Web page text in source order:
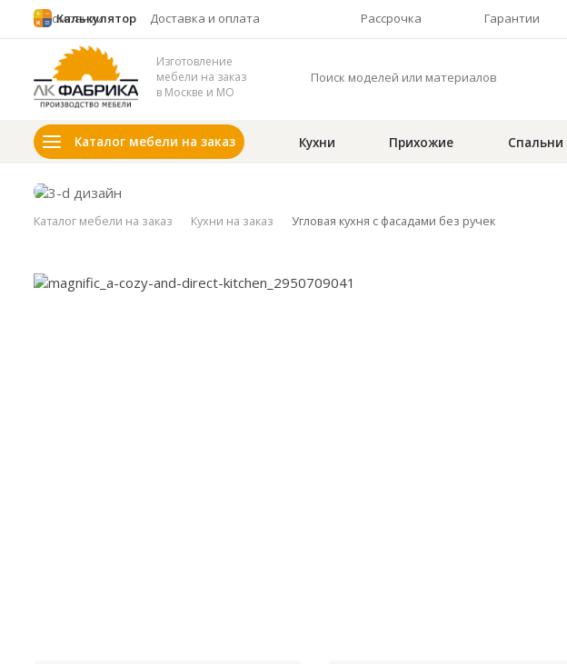
Изготовление
мебели на заказ
в Москве и МО
Каталог мебели на заказ
О компании Доставка и оплата Рассрочка Гарантии
Калькулятор
Кухни Прихожие Спальни
Каталог мебели на заказ Кухни на заказ Угловая кухня с фасадами без ручек